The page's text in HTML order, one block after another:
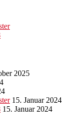
2025
15. Januar 2024
15. Januar 2024